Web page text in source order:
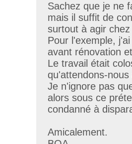
Sachez que je ne
mais il suffit de
surtout à agir
Pour l'exemple,
avant rénovation
Le travail était
qu'attendons-
Je n'ignore pas
alors sous ce
condanné à
Amicalement.